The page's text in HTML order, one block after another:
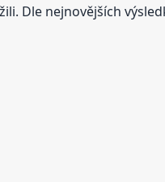
Dle nejnovějších